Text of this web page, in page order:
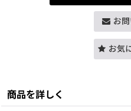
お
お気
商品を詳しく